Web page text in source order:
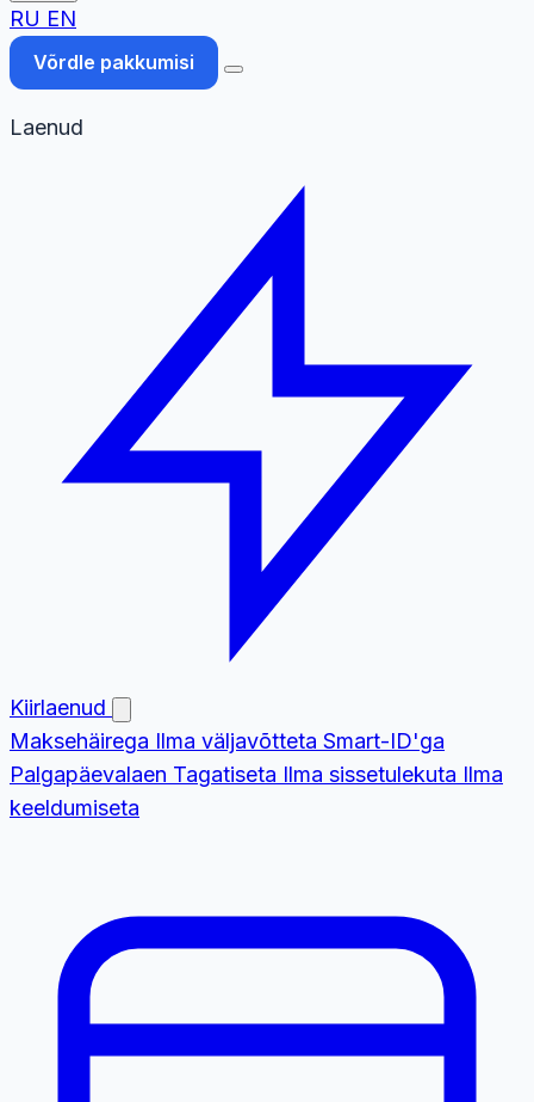
RU EN
Võrdle pakkumisi
Laenud
Kiirlaenud
Maksehäirega Ilma väljavõtteta Smart-ID'ga
Palgapäevalaen Tagatiseta Ilma sissetulekuta Ilma
keeldumiseta